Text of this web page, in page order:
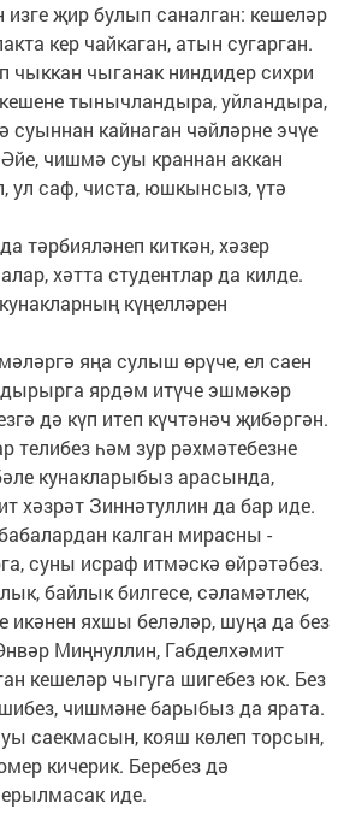
җир булып саналган: кешеләр
кер чайкаган, атын сугарган.
чыккан чыганак ниндидер сихри
тынычландыра, уйландыра,
кайнаган чәйләрне эчүе
Әйе, чишмә суы краннан аккан
ул саф, чиста, юшкынсыз, үтә
тәрбия­ләнеп киткән, хәзер
хәтта студентлар да килде.
күңелләрен
яңа сулыш өрүче, ел саен
ярдәм итүче эшмәкәр
дә күп итеп күчтәнәч җибәргән.
һәм зур рәхмәтебезне
кунакларыбыз арасында,
хәзрәт Зиннәтуллин да бар иде.
калган мирасны -
суны исраф итмәскә өйрәтәбез.
байлык билгесе, сәламәтлек,
яхшы беләләр, шуңа да без
Миңнуллин, Габделхәмит
кешеләр чыгуга шигебез юк. Без
чишмәне барыбыз да ярата.
саекмасын, кояш көлеп торсын,
кичерик. Беребез дә
иде.